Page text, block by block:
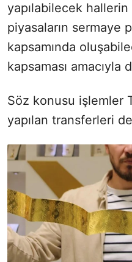
yapılabilecek
piyasaların sermaye
kapsamında
kapsaması
Söz konusu işlemler
yapılan transferleri